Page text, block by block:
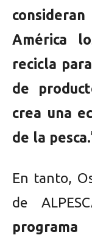
América
recicla
de
crea una
de la
En tanto,
de